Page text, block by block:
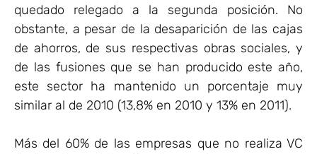
quedado relegado a la segunda posición. No
obstante, a pesar de la desaparición de las cajas
de ahorros, de sus respectivas obras sociales, y
de las fusiones que se han producido este año,
este sector ha mantenido un porcentaje muy
similar al de 2010 (13,8% en 2010 y 13% en 2011).
Más del 60% de las empresas que no realiza VC